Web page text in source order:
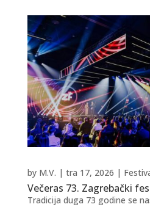
Večeras 73. Zagrebački
by M.V. | tra 17, 2026 |
Tradicija duga 73 godine se